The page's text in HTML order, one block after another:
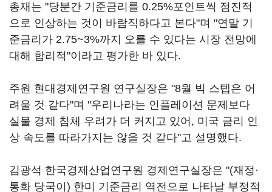
총재는 "당분간 기준금리를 0.25%포인트씩 점진적
으로 인상하는 것이 바람직하다고 본다"며 "연말 기
준금리가 2.75~3%까지 오를 수 있다는 시장 전망에
대해 합리적"이라고 평가한 바 있다.
주원 현대경제연구원 연구실장은 "8월 빅 스텝은 어
려울 것 같다"며 "우리나라는 인플레이션 문제보다
실물 경제 침체 우려가 더 커지고 있어, 미국 금리 인
상 속도를 따라가지는 않을 것 같다"고 설명했다.
김광석 한국경제산업연구원 경제연구실장은 "(재정·
통화 당국이) 한미 기준금리 역전으로 나타날 부정적